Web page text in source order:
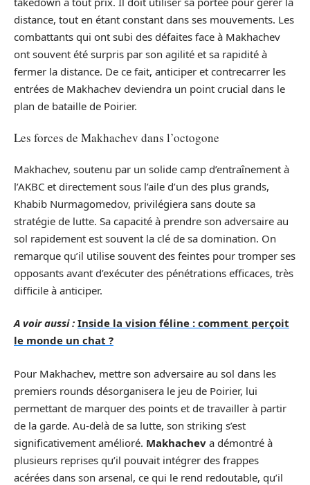
distance, tout en étant constant dans ses mouvements. Les
combattants qui ont subi des défaites face à Makhachev
ont souvent été surpris par son agilité et sa rapidité à
fermer la distance. De ce fait, anticiper et contrecarrer les
entrées de Makhachev deviendra un point crucial dans le
plan de bataille de Poirier.
Les forces de Makhachev dans l’octogone
Makhachev, soutenu par un solide camp d’entraînement à
l’AKBC et directement sous l’aile d’un des plus grands,
Khabib Nurmagomedov, privilégiera sans doute sa
stratégie de lutte. Sa capacité à prendre son adversaire au
sol rapidement est souvent la clé de sa domination. On
remarque qu’il utilise souvent des feintes pour tromper ses
opposants avant d’exécuter des pénétrations efficaces, très
difficile à anticiper.
A voir aussi : Inside la vision féline : comment perçoit
le monde un chat ?
Pour Makhachev, mettre son adversaire au sol dans les
premiers rounds désorganisera le jeu de Poirier, lui
permettant de marquer des points et de travailler à partir
de la garde. Au-delà de sa lutte, son striking s’est
significativement amélioré. Makhachev a démontré à
plusieurs reprises qu’il pouvait intégrer des frappes
acérées dans son arsenal, ce qui le rend redoutable, qu’il